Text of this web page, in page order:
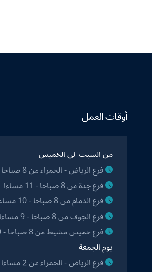
أوقات العمل
من السبت الى الخميس
فرع الرياض - الحمراء من 8 صباحا - 11 مساءا
فرع جدة من 8 صباحا - 11 مساءا
فرع الدمام من 8 صباحا - 10 مساءا
فرع الجوف من 8 صباحا - 9 مساءا
فرع خميس مشيط من 8 صباحا - 10 مساءا
يوم الجمعة
فرع الرياض - الحمراء من 2 مساءا - 11 مساءا